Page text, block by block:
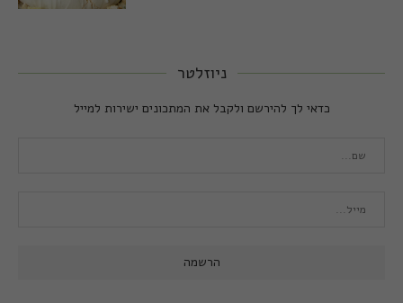
ניוזלטר
כדאי לך להירשם ולקבל את המתכונים ישירות למייל